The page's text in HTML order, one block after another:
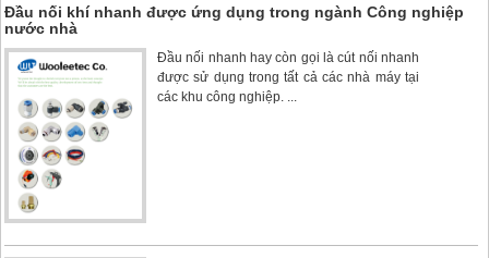
Đầu nối khí nhanh được ứng dụng trong ngành Công nghiệp
nước nhà
Đầu nối nhanh hay còn gọi là cút nối nhanh
được sử dụng trong tất cả các nhà máy tại
các khu công nghiệp. ...